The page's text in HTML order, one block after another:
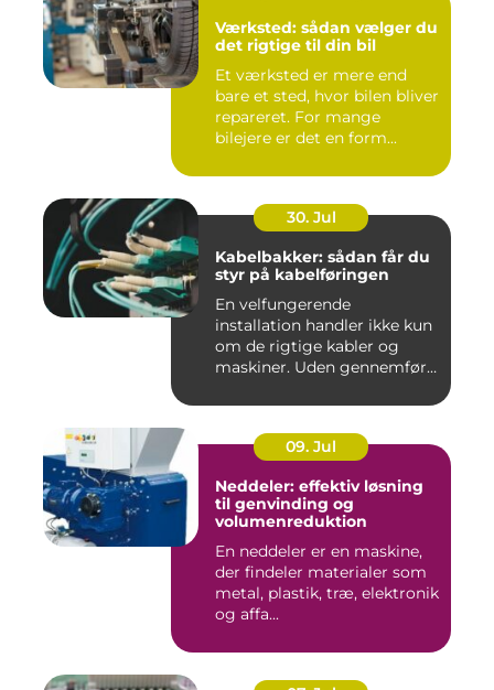
Værksted: sådan vælger du
det rigtige til din bil
Et værksted er mere end
bare et sted, hvor bilen bliver
repareret. For mange
bilejere er det en form...
30. Jul
Kabelbakker: sådan får du
styr på kabelføringen
En velfungerende
installation handler ikke kun
om de rigtige kabler og
maskiner. Uden gennemført
09. Jul
Neddeler: effektiv løsning
til genvinding og
volumenreduktion
En neddeler er en maskine,
der findeler materialer som
metal, plastik, træ, elektronik
og affa...